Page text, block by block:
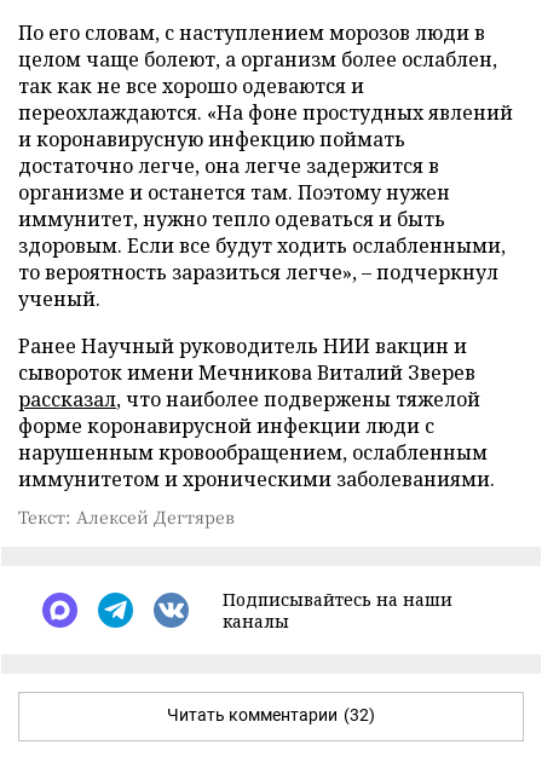
По его словам, с наступлением морозов люди в
целом чаще болеют, а организм более ослаблен,
так как не все хорошо одеваются и
переохлаждаются. «На фоне простудных явлений
и коронавирусную инфекцию поймать
достаточно легче, она легче задержится в
организме и останется там. Поэтому нужен
иммунитет, нужно тепло одеваться и быть
здоровым. Если все будут ходить ослабленными,
то вероятность заразиться легче», – подчеркнул
ученый.
Ранее Научный руководитель НИИ вакцин и
сывороток имени Мечникова Виталий Зверев
рассказал, что наиболее подвержены тяжелой
форме коронавирусной инфекции люди с
нарушенным кровообращением, ослабленным
иммунитетом и хроническими заболеваниями.
Текст: Алексей Дегтярев
Подписывайтесь на наши
каналы
Читать комментарии (32)